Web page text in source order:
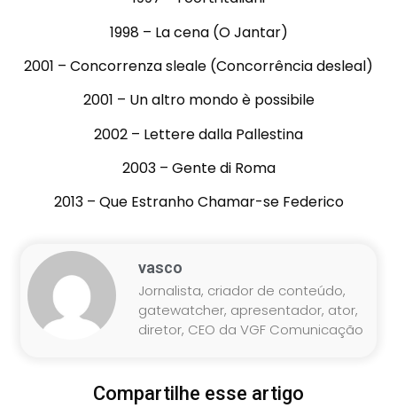
1998 – La cena (O Jantar)
2001 – Concorrenza sleale (Concorrência desleal)
2001 – Un altro mondo è possibile
2002 – Lettere dalla Pallestina
2003 – Gente di Roma
2013 – Que Estranho Chamar-se Federico
vasco
Jornalista, criador de conteúdo,
gatewatcher, apresentador, ator,
diretor, CEO da VGF Comunicação
Compartilhe esse artigo